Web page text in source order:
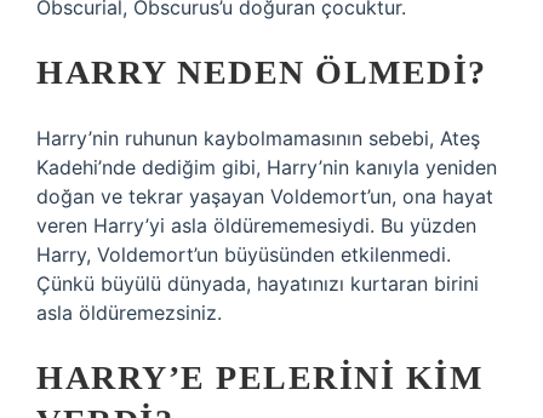
Obscurial, Obscurus’u doğuran çocuktur.
HARRY NEDEN ÖLMEDI?
Harry’nin ruhunun kaybolmamasının sebebi, Ateş
Kadehi’nde dediğim gibi, Harry’nin kanıyla yeniden
doğan ve tekrar yaşayan Voldemort’un, ona hayat
veren Harry’yi asla öldürememesiydi. Bu yüzden
Harry, Voldemort’un büyüsünden etkilenmedi.
Çünkü büyülü dünyada, hayatınızı kurtaran birini
asla öldüremezsiniz.
HARRY’E PELERINI KIM